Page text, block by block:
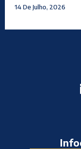
14 De Julho, 2026